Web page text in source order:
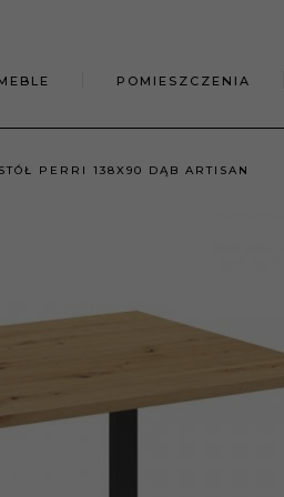
POMIESZCZENIA
STÓŁ PERRI 138X90 DĄB ARTISAN